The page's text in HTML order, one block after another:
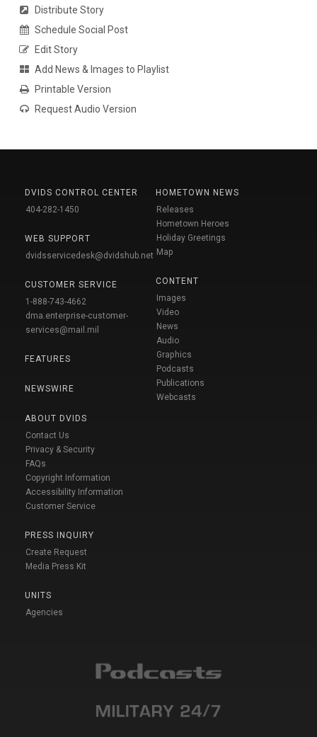
Distribute Story
Schedule Social Post
Edit Story
Add News & Images to Playlist
Printable Version
Request Audio Version
DVIDS CONTROL CENTER
404-282-1450
WEB SUPPORT
dvidsservicedesk@dvidshub.net
CUSTOMER SERVICE
1-888-743-4662
dma.enterprise-customer-
services@mail.mil
FEATURES
NEWSWIRE
ABOUT DVIDS
Contact Us
Privacy & Security
FAQs
Copyright Information
Accessibility Information
Customer Service
PRESS INQUIRY
Create Request
Media Press Kit
UNITS
Agencies
HOMETOWN NEWS
Releases
Hometown Heroes
Holiday Greetings
Map
CONTENT
Images
Video
News
Audio
Graphics
Podcasts
Publications
Webcasts